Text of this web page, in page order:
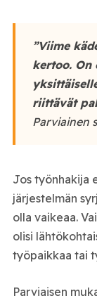
”Viime
kertoo. On
riittävät
Parviainen
Jos työnhakija
järjestelmän
olla vaikeaa.
olisi
työpaikkaa tai
Parviaisen